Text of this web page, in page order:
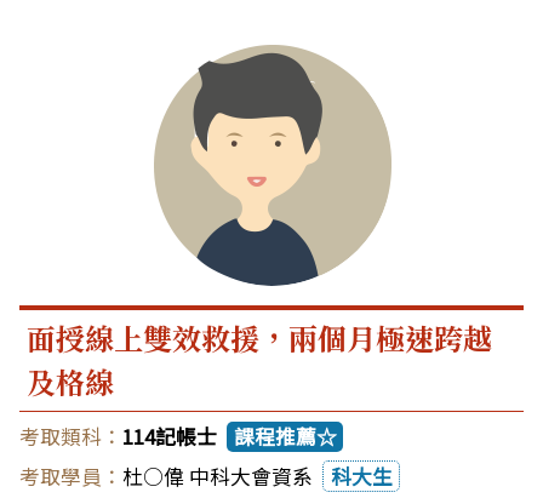
面授線上雙效救援，兩個月極速跨越
及格線
114記帳士 課程推薦☆
杜○偉 中科大會資系
科大生